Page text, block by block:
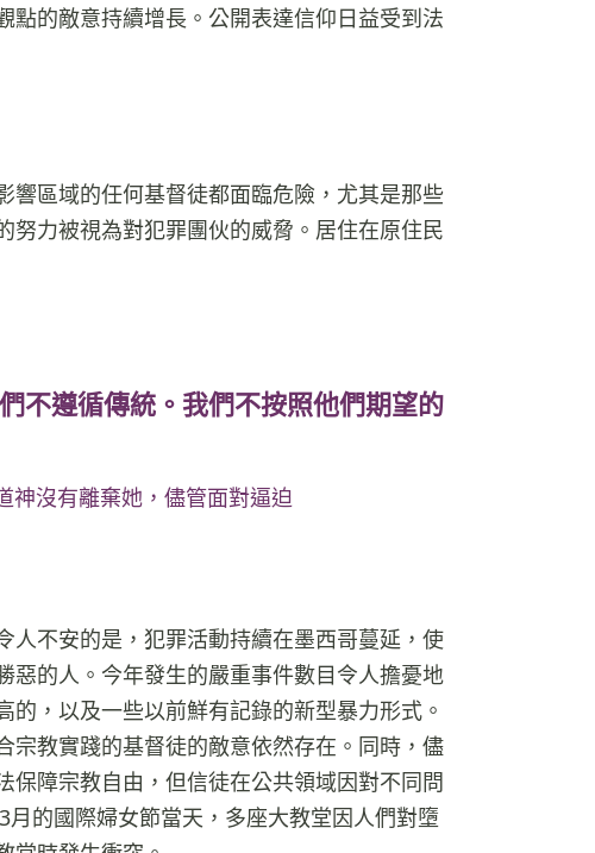
的敵意持續增長。公開表達信仰日益受到法
響區域的任何基督徒都面臨危險，尤其是那些
努力被視為對犯罪團伙的威脅。居住在原住民
不遵循傳統。我們不按照他們期望的
神沒有離棄她，儘管面對逼迫
人不安的是，犯罪活動持續在墨西哥蔓延，使
惡的人。今年發生的嚴重事件數目令人擔憂地
的，以及一些以前鮮有記錄的新型暴力形式​​。
宗教實踐的基督徒的敵意依然存在。同時，儘
保障宗教自由，但信徒在公共領域因對不同問
的國際婦女節當天，多座大教堂因人們對墮